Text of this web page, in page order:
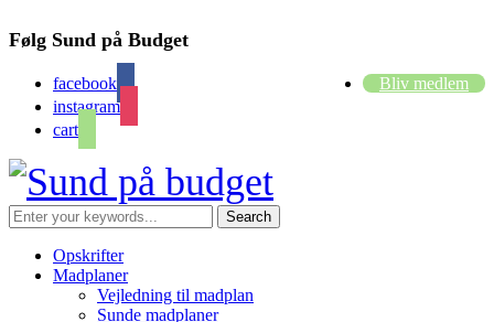
Følg Sund på Budget
facebook
instagram
cart
Bliv medlem
Opskrifter
Madplaner
Vejledning til madplan
Sunde madplaner